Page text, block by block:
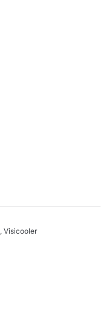
, Visicooler